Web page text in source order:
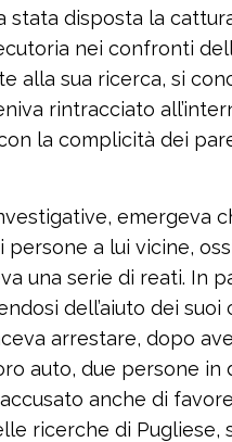
disposta la
nei confronti
alla sua ricerca, si
rintracciato
la complicità dei
emergeva
a lui vicine,
una serie di reati. In
dell’aiuto dei
arrestare, dopo
auto, due persone in
anche di
ricerche di Pugliese,